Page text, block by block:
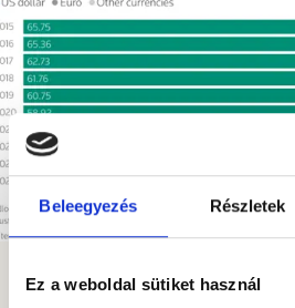
Beleegyezés Részletek
Ez a weboldal sütiket használ